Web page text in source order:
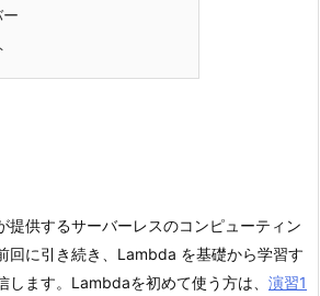
提供するサーバーレスのコンピューティン
回に引き続き、Lambda を基礎から学習す
します。Lambdaを初めて使う方は、 演習1